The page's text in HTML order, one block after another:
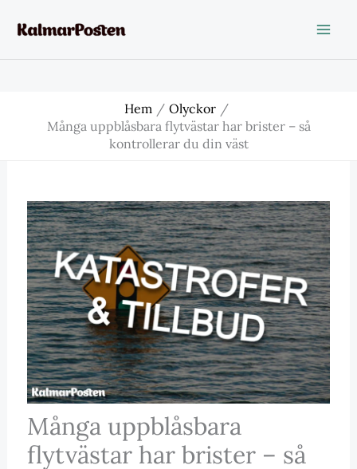
Hem
Olyckor
Många uppblåsbara flytvästar har brister – så
kontrollerar du din väst
Många uppblåsbara
flytvästar har brister – så